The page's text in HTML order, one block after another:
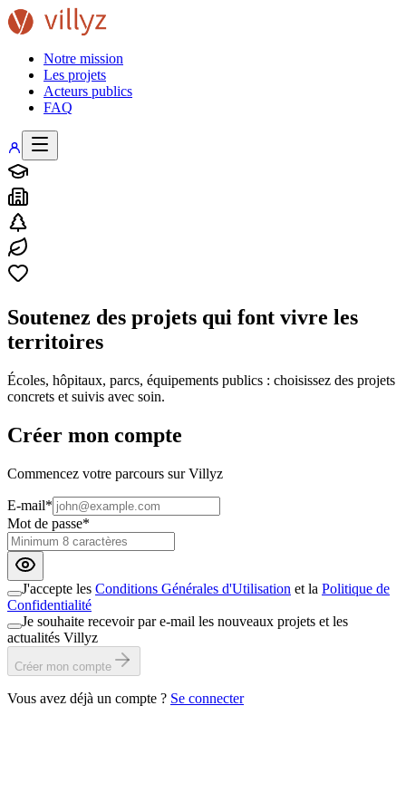
Notre mission
Les projets
Acteurs publics
FAQ
Soutenez des projets qui font vivre les
territoires
Écoles, hôpitaux, parcs, équipements publics : choisissez des projets
concrets et suivis avec soin.
Créer mon compte
Commencez votre parcours sur Villyz
E-mail*
Mot de passe*
J'accepte les Conditions Générales d'Utilisation et la Politique de
Confidentialité
Je souhaite recevoir par e-mail les nouveaux projets et les
actualités Villyz
Créer mon compte
Vous avez déjà un compte ? Se connecter